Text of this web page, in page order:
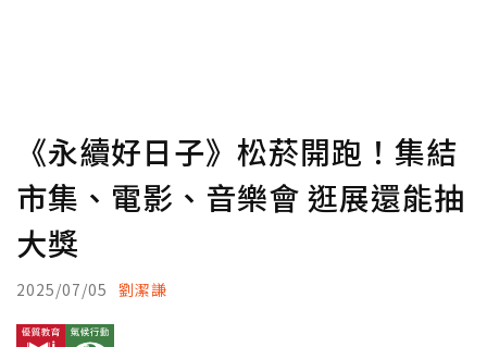
《永續好日子》松菸開跑！集結
市集、電影、音樂會 逛展還能抽
大獎
2025/07/05 劉潔謙